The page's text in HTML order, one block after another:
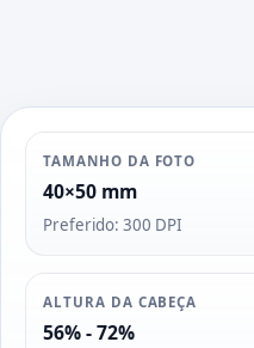
TAMANHO DA FOTO
40×50 mm
Preferido: 300 DPI
ALTURA DA CABEÇA
56% - 72%